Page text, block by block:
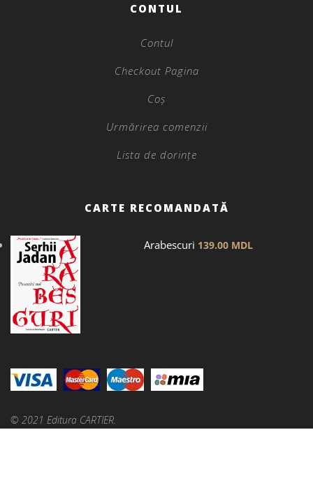
CONTUL
Contul
Checkout Pagina
Coș
Urmărirea comenzii
Lista de dorințe
CARTE RECOMANDATĂ
Arabescuri 139.00 MDL
© 2021 Editura CARTIER.